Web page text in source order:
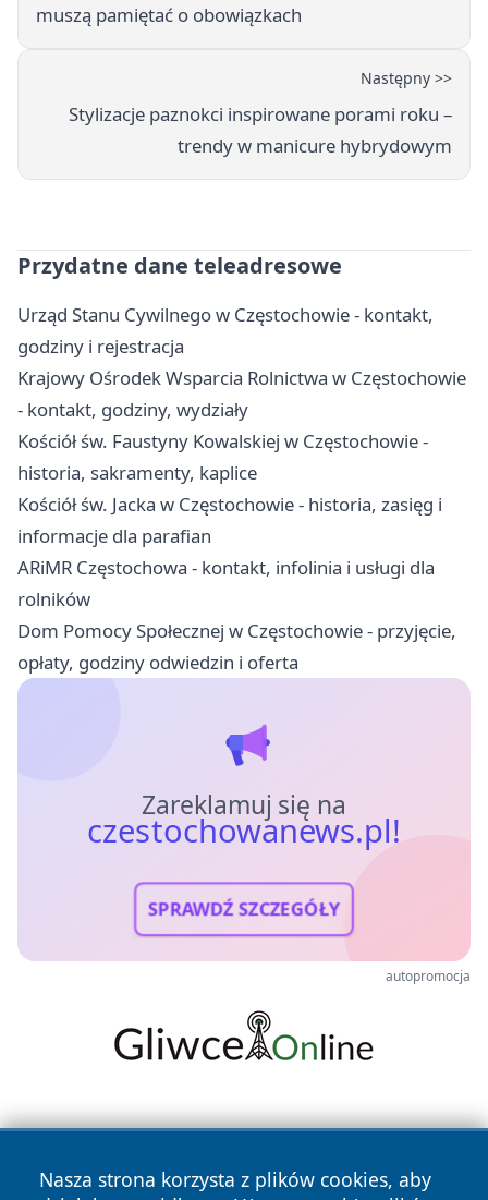
muszą pamiętać o obowiązkach
Następny >>
Stylizacje paznokci inspirowane porami roku –
trendy w manicure hybrydowym
Przydatne dane teleadresowe
Urząd Stanu Cywilnego w Częstochowie - kontakt,
godziny i rejestracja
Krajowy Ośrodek Wsparcia Rolnictwa w Częstochowie
- kontakt, godziny, wydziały
Kościół św. Faustyny Kowalskiej w Częstochowie -
historia, sakramenty, kaplice
Kościół św. Jacka w Częstochowie - historia, zasięg i
informacje dla parafian
ARiMR Częstochowa - kontakt, infolinia i usługi dla
rolników
Dom Pomocy Społecznej w Częstochowie - przyjęcie,
opłaty, godziny odwiedzin i oferta
Zareklamuj się na
czestochowanews.pl!
SPRAWDŹ SZCZEGÓŁY
autopromocja
Nasza strona korzysta z plików cookies, aby